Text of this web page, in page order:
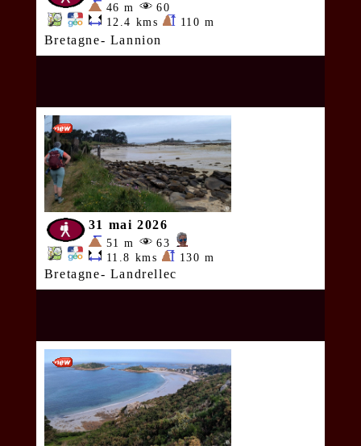
46 m
60
12.4 kms
110 m
Bretagne- Lannion
31 mai 2026
51 m
63
11.8 kms
130 m
Bretagne- Landrellec